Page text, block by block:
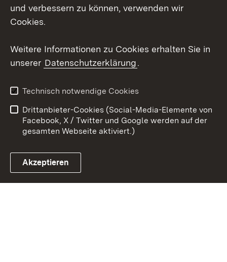
Link zum Landesportal
Barrierefreiheit
Benutzungshinweise
Impressum
Cookies
und verbessern zu können, verwenden wir
Cookies.
Weitere Informationen zu Cookies erhalten Sie in
unserer Datenschutzerklärung.
Technisch notwendige Cookies
Drittanbieter-Cookies (Social-Media-Elemente von
Facebook, X / Twitter und Google werden auf der
gesamten Webseite aktiviert.)
Akzeptieren